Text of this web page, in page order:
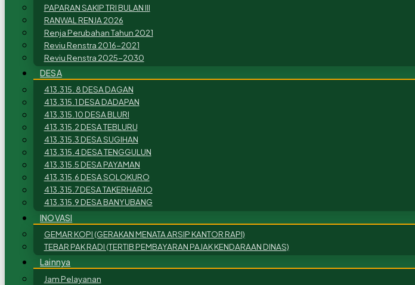
PAPARAN SAKIP TRI BULAN III
RANWAL RENJA 2026
Renja Perubahan Tahun 2021
Reviu Renstra 2016-2021
Reviu Renstra 2025-2030
DESA
413.315. 8 DESA DAGAN
413.315.1 DESA DADAPAN
413.315.10 DESA BLURI
413.315.2 DESA TEBLURU
413.315.3 DESA SUGIHAN
413.315.4 DESA TENGGULUN
413.315.5 DESA PAYAMAN
413.315.6 DESA SOLOKURO
413.315.7 DESA TAKERHARJO
413.315.9 DESA BANYUBANG
INOVASI
GEMAR KOPI (GERAKAN MENATA ARSIP KANTOR RAPI)
TEBAR PAK RADI (TERTIB PEMBAYARAN PAJAK KENDARAAN DINAS)
Lainnya
Jam Pelayanan